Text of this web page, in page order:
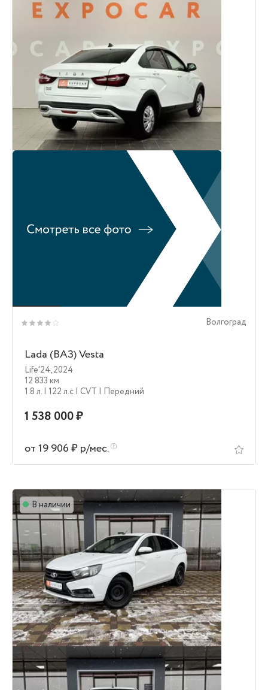
Волгоград
Lada (ВАЗ) Vesta
Life'24,2024
12 833 км
1.8 л. | 122 л.c | CVT | Передний
1 538 000 ₽
от 19 906 ₽ р/мес.
В наличии